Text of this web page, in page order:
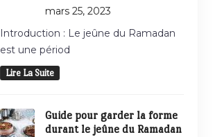
mars 25, 2023
Introduction : Le jeûne du Ramadan
est une périod
Lire La Suite
Guide pour garder la forme
durant le jeûne du Ramadan